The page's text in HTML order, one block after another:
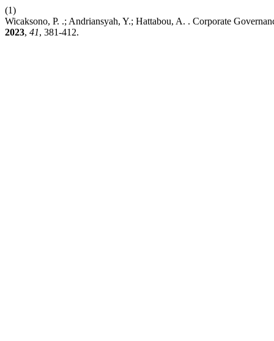
(1)
Wicaksono, P. .; Andriansyah, Y.; Hattabou, A. . Corporate
2023, 41, 381-412.